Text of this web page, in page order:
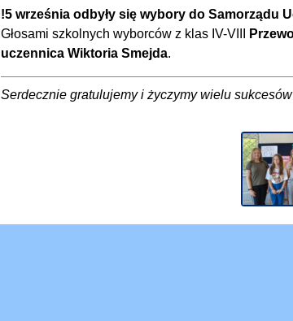
!5 września odbyły się wybory do Samorządu
Głosami szkolnych wyborców z klas IV-VIII
uczennica Wiktoria Smejda.
Serdecznie gratulujemy i życzymy wielu